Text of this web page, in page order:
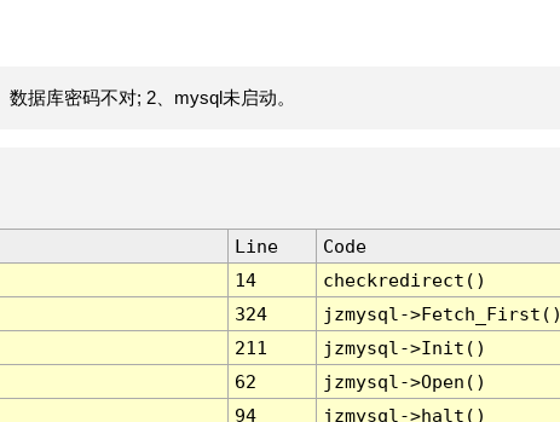
据库密码不对; 2、mysql未启动。
Line
Code
14
checkredirect()
324
jzmysql-
211
jzmysql->Init()
62
jzmysql->Open()
94
jzmysql->halt()